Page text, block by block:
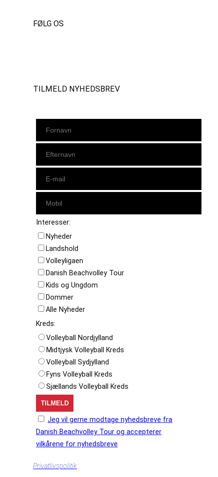
FØLG OS
TILMELD NYHEDSBREV
Interesser:
Nyheder
Landshold
Volleyligaen
Danish Beachvolley Tour
Kids og Ungdom
Dommer
Alle Nyheder
Kreds:
Volleyball Nordjylland
Midtjysk Volleyball Kreds
Volleyball Sydjylland
Fyns Volleyball Kreds
Sjællands Volleyball Kreds
Jeg vil gerne modtage nyhedsbreve fra
Danish Beachvolley Tour og accepterer
vilkårene for nyhedsbreve
Privatlivspolitik